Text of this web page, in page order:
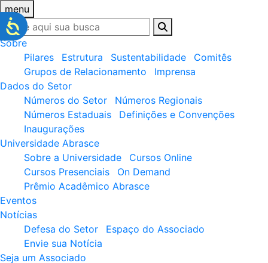
menu
Sobre
Pilares
Estrutura Sustentabilidade
Comitês
Grupos de Relacionamento
Imprensa
Dados do Setor
Números do Setor
Números Regionais
Números Estaduais
Definições e Convenções
Inaugurações
Universidade Abrasce
Sobre a Universidade
Cursos Online
Cursos Presenciais
On Demand
Prêmio Acadêmico Abrasce
Eventos
Notícias
Defesa do Setor
Espaço do Associado
Envie sua Notícia
Seja um Associado